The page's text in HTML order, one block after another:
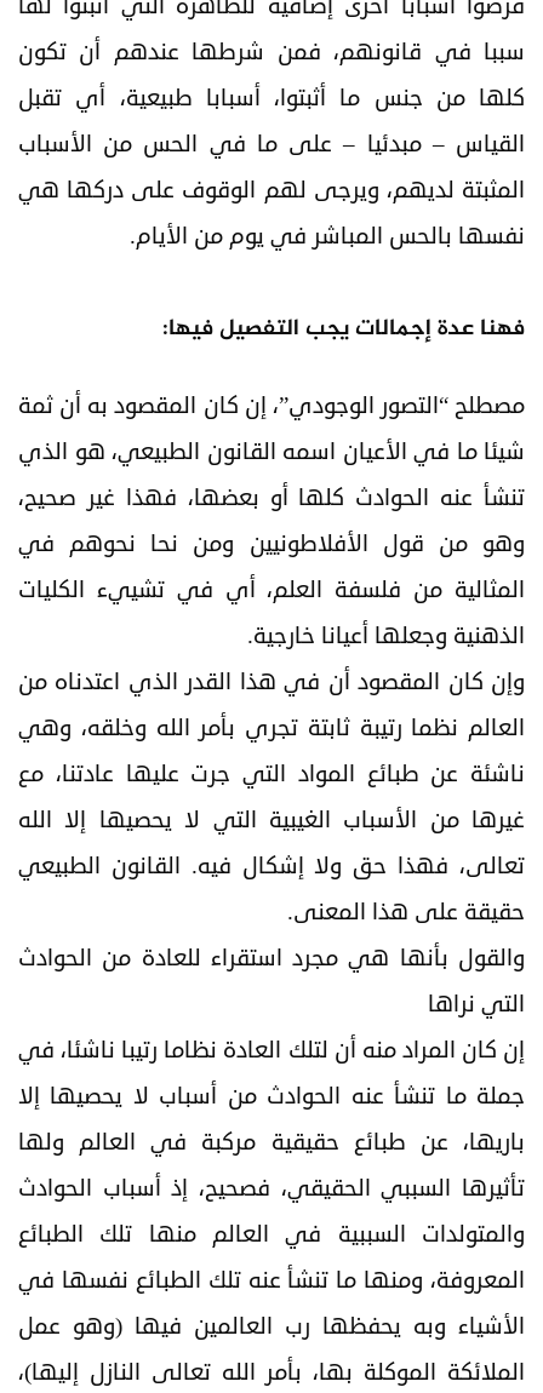
سببا في قانونهم، فمن شرطها عندهم أن تكون
كلها من جنس ما أثبتوا، أسبابا طبيعية، أي تقبل
القياس – مبدئيا – على ما في الحس من الأسباب
المثبتة لديهم، ویرجی لهم الوقوف على درکها هي
نفسها بالحس المباشر في يوم من الأيام.
فهنا عدة إجمالات يجب التفصيل فيها:
مصطلح “التصور الوجودي”، إن كان المقصود به أن ثمة
شيئا ما في الأعيان اسمه القانون الطبيعي، هو الذي
تنشأ عنه الحوادث كلها أو بعضها، فهذا غير صحيح،
وهو من قول الأفلاطونيين ومن نحا نحوهم في
المثالية من فلسفة العلم، أي في تشييء الكليات
الذهنية وجعلها أعيانا خارجية.
وإن كان المقصود أن في هذا القدر الذي اعتدناه من
العالم نظما رتيبة ثابتة تجري بأمر الله وخلقه، وهي
ناشئة عن طبائع المواد التي جرت عليها عادتنا، مع
غيرها من الأسباب الغيبية التي لا يحصيها إلا الله
تعالى، فهذا حق ولا إشكال فيه. القانون الطبيعي
حقيقة على هذا المعنى.
والقول بأنها هي مجرد استقراء للعادة من الحوادث
التي نراها
إن كان المراد منه أن لتلك العادة نظاما رتيبا ناشئا، في
جملة ما تنشأ عنه الحوادث من أسباب لا يحصيها إلا
باريها، عن طبائع حقيقية مركبة في العالم ولها
تأثيرها السببي الحقيقي، فصحيح، إذ أسباب الحوادث
والمتولدات السببية في العالم منها تلك الطبائع
المعروفة، ومنها ما تنشأ عنه تلك الطبائع نفسها في
الأشياء وبه يحفظها رب العالمين فيها (وهو عمل
الملائكة الموكلة بها، بأمر الله تعالى النازل إليها)،